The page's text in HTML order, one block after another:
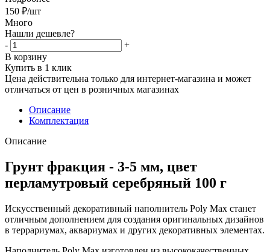
150 ₽/шт
Много
Нашли дешевле?
-
+
В корзину
Купить в 1 клик
Цена действительна только для интернет-магазина и может
отличаться от цен в розничных магазинах
Описание
Комплектация
Описание
Грунт фракция - 3-5 мм, цвет
перламутровый серебряный 100 г
Искусственный декоративный наполнитель Poly Max станет
отличным дополнением для создания оригинальных дизайнов
в террариумах, аквариумах и других декоративных элементах.